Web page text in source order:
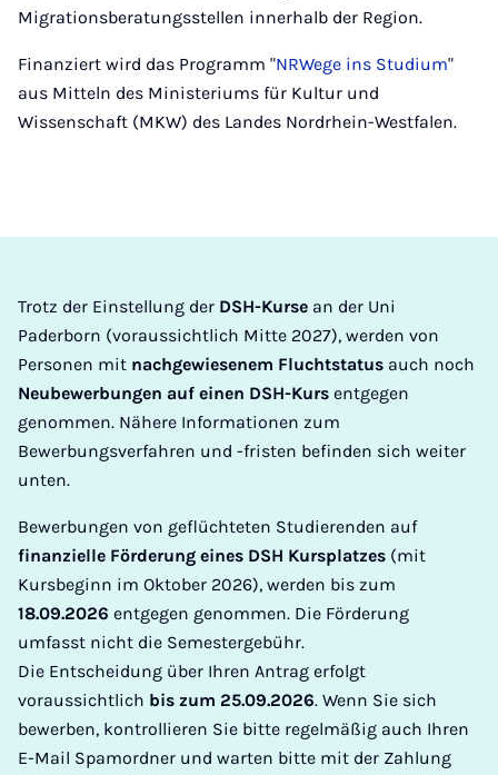
Migrationsberatungsstellen innerhalb der Region.
Finanziert wird das Programm "NRWege ins Studium"
aus Mitteln des Ministeriums für Kultur und
Wissenschaft (MKW) des Landes Nordrhein-Westfalen.
Trotz der Einstellung der DSH-Kurse an der Uni
Paderborn (voraussichtlich Mitte 2027), werden von
Personen mit nachgewiesenem Fluchtstatus auch noch
Neubewerbungen auf einen DSH-Kurs entgegen
genommen. Nähere Informationen zum
Bewerbungsverfahren und -fristen befinden sich weiter
unten.
Bewerbungen von geflüchteten Studierenden auf
finanzielle Förderung eines DSH Kursplatzes (mit
Kursbeginn im Oktober 2026), werden bis zum
18.09.2026 entgegen genommen. Die Förderung
umfasst nicht die Semestergebühr.
Die Entscheidung über Ihren Antrag erfolgt
voraussichtlich bis zum 25.09.2026. Wenn Sie sich
bewerben, kontrollieren Sie bitte regelmäßig auch Ihren
E-Mail Spamordner und warten bitte mit der Zahlung